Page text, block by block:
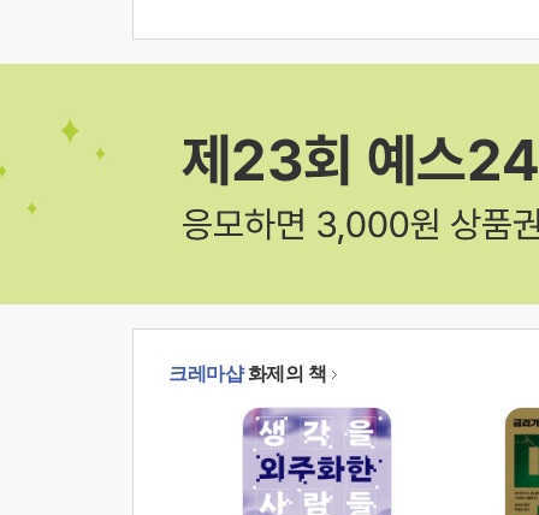
크레마샵화제의 책